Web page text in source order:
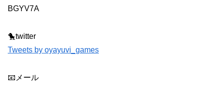
BGYV7A
🐤twitter
Tweets by oyayuvi_games
📧メール